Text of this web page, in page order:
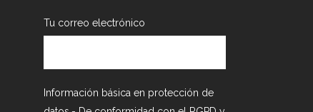
Tu correo electrónico
Información básica en protección de